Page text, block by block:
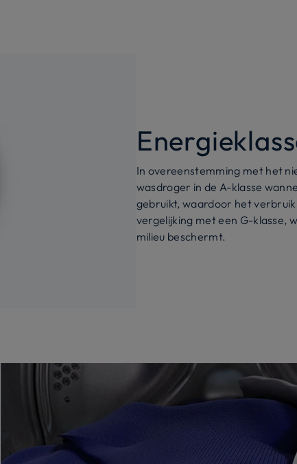
In overeenstemming met het
wasdroger in de A-klasse
gebruikt, waardoor het
vergelijking met een G-klasse,
milieu beschermt.